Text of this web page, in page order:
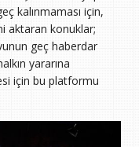
kalınmaması için,
aktaran konuklar;
geç haberdar
yararına
için bu platformu